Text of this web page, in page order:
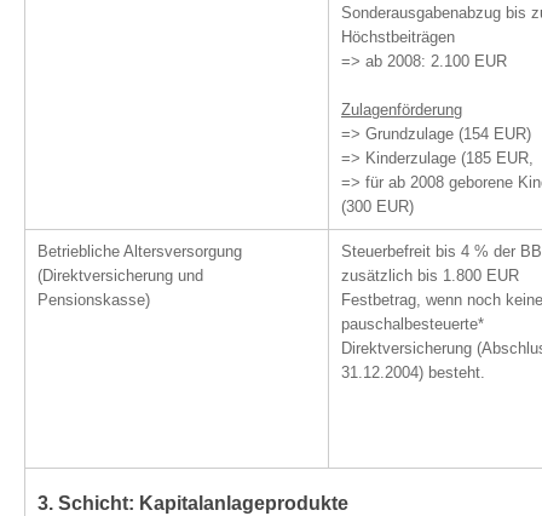
Sonderausgabenabzug bis
Höchstbeiträgen
=> ab 2008: 2.100 EUR
Zulagenförderung
=> Grundzulage (154 EUR)
=> Kinderzulage (185 EUR,
=> für ab 2008 geborene
(300 EUR)
Betriebliche Altersversorgung
(Direktversicherung und
Pensionskasse)
Steuerbefreit bis 4 % der
zusätzlich bis 1.800 EUR
Festbetrag, wenn noch keine
pauschalbesteuerte*
Direktversicherung
31.12.2004) besteht.
3. Schicht: Kapitalanlageprodukte